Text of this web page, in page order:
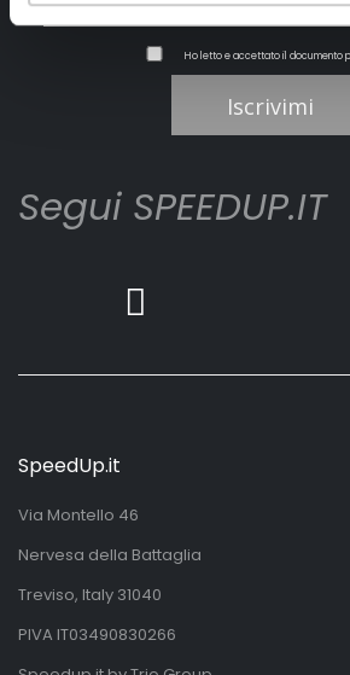
Ho letto e accettato il documento
Iscrivimi
Segui SPEEDUP.IT
SpeedUp.it
Via Montello 46
Nervesa della Battaglia
Treviso, Italy 31040
PIVA IT03490830266